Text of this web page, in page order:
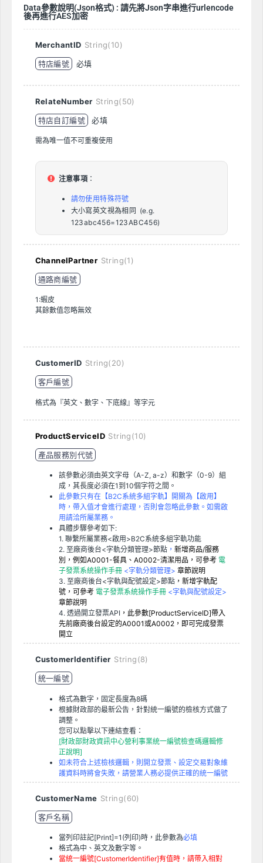
Data參數說明(Json格式) : 請先將Json字串進行urlencode
後再進行AES加密
MerchantID String(10)
特店編號
必填
RelateNumber String(50)
特店自訂編號
必填
需為唯一值不可重複使用
注意事項 ：
請勿使用特殊符號
大小寫英文視為相同 (e.g.
123abc456=123ABC456)
ChannelPartner String(1)
通路商編號
1:蝦皮
其餘數值忽略無效
CustomerID String(20)
客戶編號
格式為『英文、數字、下底線』等字元
ProductServiceID String(10)
產品服務別代號
該參數必須由英文字母（A-Z, a-z）和數字（0-9）組
成，其長度必須在1到10個字符之間。
此參數只有在【B2C系統多組字軌】開關為【啟用】
時，帶入值才會進行處理，否則會忽略此參數。如需啟
用請洽所屬業務。
具體步驟參考如下:
1. 聯繫所屬業務<啟用>B2C系統多組字軌功能
2. 至廠商後台<字軌分類管理>節點， 新增商品/服務
別，例如A0001-餐具、A0002-清潔用品，可參考 電
子發票系統操作手冊 <字軌分類管理> 章節說明
3. 至廠商後台<字軌與配號設定>節點，新增字軌配
號，可參考 電子發票系統操作手冊 <字軌與配號設定>
章節說明
4. 透過開立發票API ，此參數[ProductServiceID]帶入
先前廠商後台設定的A0001或A0002，即可完成發票
開立
CustomerIdentifier String(8)
統一編號
格式為數字，固定長度為8碼
根據財政部的最新公告，針對統一編號的檢核方式做了
調整。
您可以點擊以下連結查看：
[財政部財政資訊中心營利事業統一編號檢查碼邏輯修
正說明]
如未符合上述檢核邏輯，則開立發票、設定交易對象維
護資料時將會失敗，請營業人務必提供正確的統一編號
CustomerName String(60)
客戶名稱
當列印註記[Print]=1(列印)時，此參數為必填
格式為中、英文及數字等。
當統一編號[CustomerIdentifier]有值時，請帶入相對